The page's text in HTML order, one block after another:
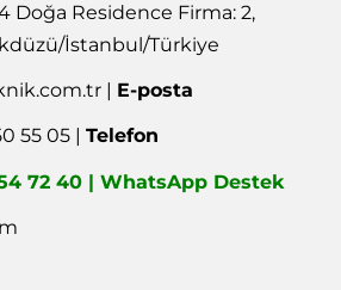
Doğa Residence Firma: 2,
İstanbul/Türkiye
| E-posta
55 05 |Telefon
72 40 | WhatsApp Destek